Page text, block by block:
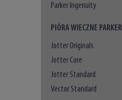
Parker Ingenuity
PIÓRA WIECZNE PARKER
Jotter Originals
Jotter Core
Jotter Standard
Vector Standard